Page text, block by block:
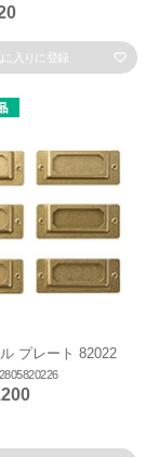
に入りに登録
プレート 82022